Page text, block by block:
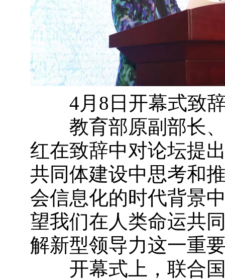
4月8日开幕式致
教育部原副部长、
红在致辞中对论坛提
共同体建设中思考和
会信息化的时代背景
望我们在人类命运共
解新型领导力这一重
开幕式上，联合国